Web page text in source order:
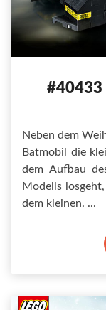
#40433
Neben dem
Batmobil die
dem Aufbau
Modells
dem kleinen.